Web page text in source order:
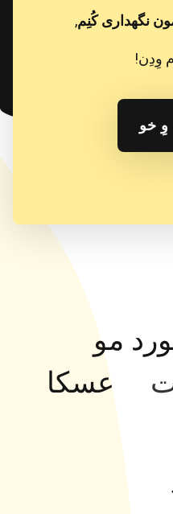
نگهداری کُنِم,
وِدِن!
وِ خو
مو
عسکا